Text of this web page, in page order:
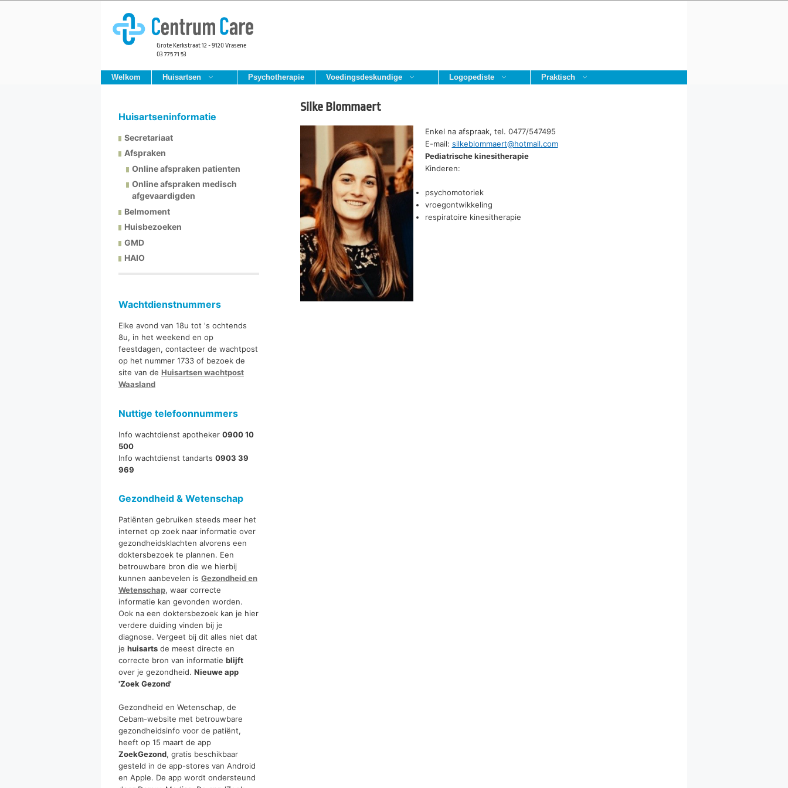
Grote Kerkstraat 12 - 9120 Vrasene
03 775 71 53
Welkom Huisartsen Psychotherapie Voedingsdeskundige Logopediste Praktisch
Silke Blommaert
Enkel na afspraak, tel. 0477/547495
E-mail: silkeblommaert@hotmail.com
Pediatrische kinesitherapie
Kinderen:
psychomotoriek
vroegontwikkeling
respiratoire kinesitherapie
Huisartseninformatie
Secretariaat
Afspraken
Online afspraken patienten
Online afspraken medisch
afgevaardigden
Belmoment
Huisbezoeken
GMD
HAIO
Wachtdienstnummers
Elke avond van 18u tot 's ochtends
8u, in het weekend en op
feestdagen, contacteer de wachtpost
op het nummer 1733 of bezoek de
site van de Huisartsen wachtpost
Waasland
Nuttige telefoonnummers
Info wachtdienst apotheker 0900 10
500
Info wachtdienst tandarts 0903 39
969
Gezondheid & Wetenschap
Patiënten gebruiken steeds meer het
internet op zoek naar informatie over
gezondheidsklachten alvorens een
doktersbezoek te plannen. Een
betrouwbare bron die we hierbij
kunnen aanbevelen is Gezondheid en
Wetenschap, waar correcte
informatie kan gevonden worden.
Ook na een doktersbezoek kan je hier
verdere duiding vinden bij je
diagnose. Vergeet bij dit alles niet dat
je huisarts de meest directe en
correcte bron van informatie blijft
over je gezondheid. Nieuwe app
'Zoek Gezond'
Gezondheid en Wetenschap, de
Cebam-website met betrouwbare
gezondheidsinfo voor de patiënt,
heeft op 15 maart de app
ZoekGezond, gratis beschikbaar
gesteld in de app-stores van Android
en Apple. De app wordt ondersteund